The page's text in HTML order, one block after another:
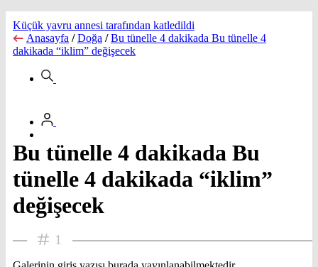
Küçük yavru annesi tarafından katledildi
Anasayfa / Doğa / Bu tünelle 4 dakikada Bu tünelle 4
dakikada “iklim” değişecek
Bu tünelle 4 dakikada Bu
tünelle 4 dakikada “iklim”
değişecek
1